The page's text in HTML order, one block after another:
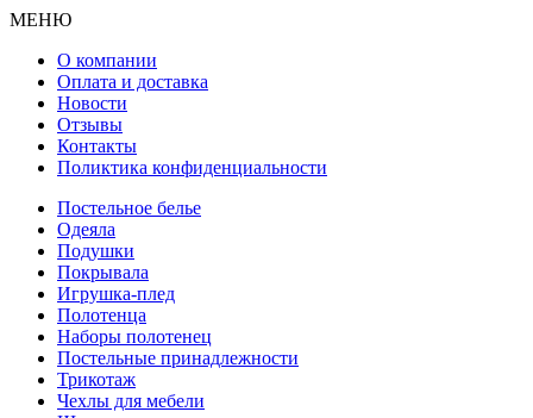
МЕНЮ
О компании
Оплата и доставка
Новости
Отзывы
Контакты
Поликтика конфиденциальности
Постельное белье
Одеяла
Подушки
Покрывала
Игрушка-плед
Полотенца
Наборы полотенец
Постельные принадлежности
Трикотаж
Чехлы для мебели